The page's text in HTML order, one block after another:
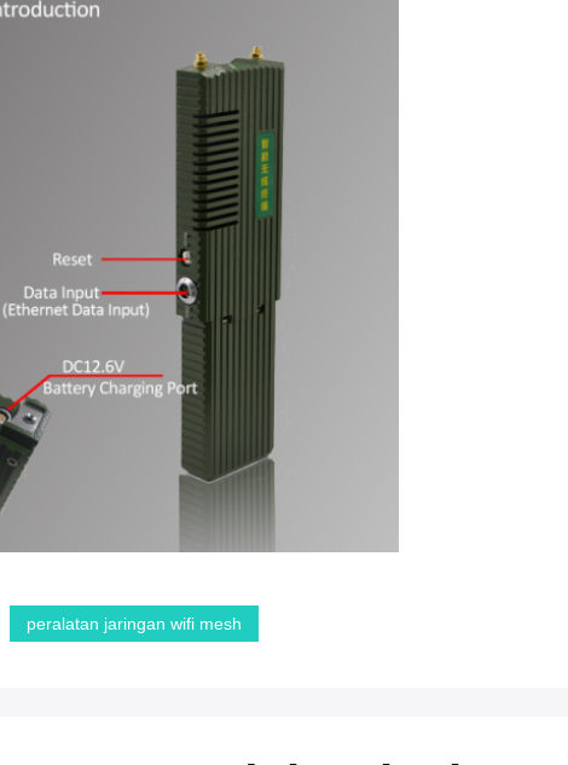
peralatan jaringan wifi mesh